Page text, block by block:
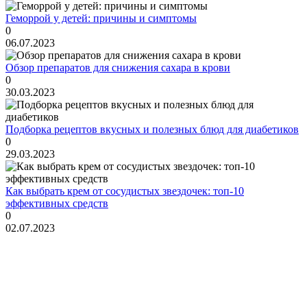
Геморрой у детей: причины и симптомы
0
06.07.2023
Обзор препаратов для снижения сахара в крови
0
30.03.2023
Подборка рецептов вкусных и полезных блюд для диабетиков
0
29.03.2023
Как выбрать крем от сосудистых звездочек: топ-10
эффективных средств
0
02.07.2023